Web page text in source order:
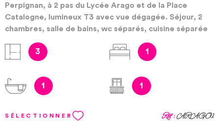
Perpignan, à 2 pas du Lycée Arago et de la Place
Catalogne, lumineux T3 avec vue dégagée. Séjour, 2
chambres, salle de bains, wc séparés, cuisine séparée
résidence sécurisée, et cave. Bien soumis au régime de
secondaires. Honoraires à la charge du vendeur. Les
informations sur les risques auxquels ce bien est
www.georisques.gouv.fr
3 1
1 1
SÉLECTIONNER Réf :ARAGO1